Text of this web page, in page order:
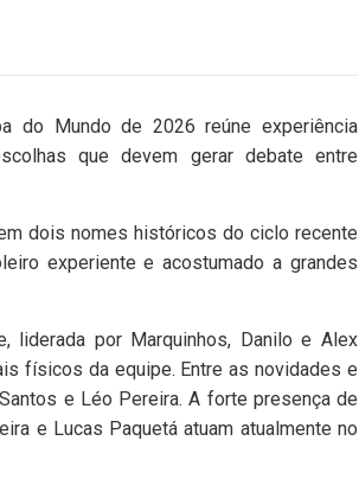
do Mundo de 2026 reúne experiência
que devem gerar debate entre
dois nomes históricos do ciclo recente
experiente e acostumado a grandes
liderada por Marquinhos, Danilo e Alex
físicos da equipe. Entre as novidades e
e Léo Pereira. A forte presença de
e Lucas Paquetá atuam atualmente no